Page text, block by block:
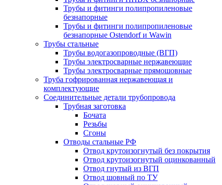
Трубы и фитинги полипропиленовые
безнапорные
Трубы и фитинги полипропиленовые
безнапорные Ostendorf и Wawin
Трубы стальные
Трубы водогазопроводные (ВГП)
Трубы электросварные нержавеющие
Трубы электросварные прямошовные
Труба гофрированная нержавеющая и
комплектующие
Соединительные детали трубопровода
Трубная заготовка
Бочата
Резьбы
Сгоны
Отводы стальные РФ
Отвод крутоизогнутый без покрытия
Отвод крутоизогнутый оцинкованный
Отвод гнутый из ВГП
Отвод шовный по ТУ